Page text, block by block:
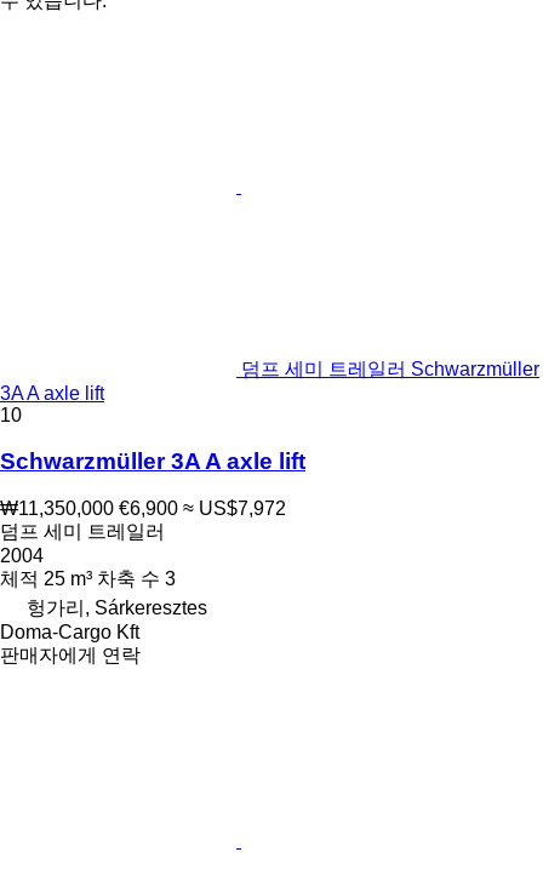
덤프 세미 트레일러 Schwarzmüller
3A A axle lift
10
Schwarzmüller 3A A axle lift
₩11,350,000 €6,900 ≈ US$7,972
덤프 세미 트레일러
2004
체적 25 m³ 차축 수 3
헝가리, Sárkeresztes
Doma-Cargo Kft
판매자에게 연락